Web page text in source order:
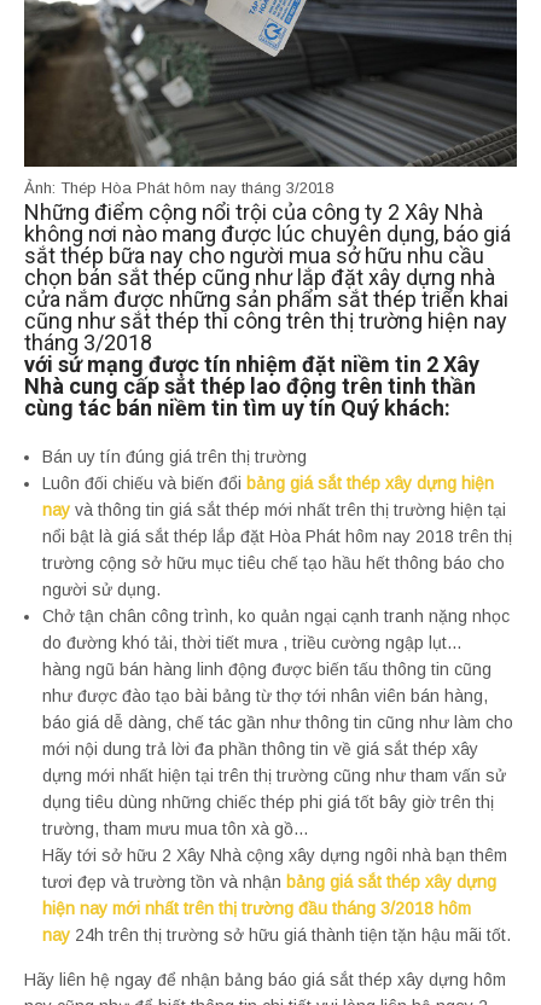
Ảnh: Thép Hòa Phát hôm nay tháng 3/2018
Những điểm cộng nổi trội của công ty 2 Xây Nhà
không nơi nào mang được lúc chuyên dụng, báo giá
sắt thép bữa nay cho người mua sở hữu nhu cầu
chọn bán sắt thép cũng như lắp đặt xây dựng nhà
cửa nắm được những sản phẩm sắt thép triển khai
cũng như sắt thép thi công trên thị trường hiện nay
tháng 3/2018
với sứ mạng được tín nhiệm đặt niềm tin 2 Xây
Nhà cung cấp sắt thép lao động trên tinh thần
cùng tác bán niềm tin tìm uy tín Quý khách:
Bán uy tín đúng giá trên thị trường
Luôn đối chiếu và biến đổi bảng giá sắt thép xây dựng hiện
nay và thông tin giá sắt thép mới nhất trên thị trường hiện tại
nổi bật là giá sắt thép lắp đặt Hòa Phát hôm nay 2018 trên thị
trường cộng sở hữu mục tiêu chế tạo hầu hết thông báo cho
người sử dụng.
Chở tận chân công trình, ko quản ngại cạnh tranh nặng nhọc
do đường khó tải, thời tiết mưa , triều cường ngập lụt…
hàng ngũ bán hàng linh động được biến tấu thông tin cũng
như được đào tạo bài bảng từ thợ tới nhân viên bán hàng,
báo giá dễ dàng, chế tác gần như thông tin cũng như làm cho
mới nội dung trả lời đa phần thông tin về giá sắt thép xây
dựng mới nhất hiện tại trên thị trường cũng như tham vấn sử
dụng tiêu dùng những chiếc thép phi giá tốt bây giờ trên thị
trường, tham mưu mua tôn xà gồ…
Hãy tới sở hữu 2 Xây Nhà cộng xây dựng ngôi nhà bạn thêm
tươi đẹp và trường tồn và nhận bảng giá sắt thép xây dựng
hiện nay mới nhất trên thị trường đầu tháng 3/2018 hôm
nay 24h trên thị trường sở hữu giá thành tiện tặn hậu mãi tốt.
Hãy liên hệ ngay để nhận bảng báo giá sắt thép xây dựng hôm